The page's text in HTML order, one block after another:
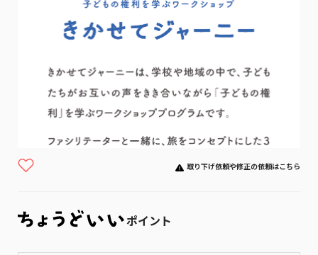
取り下げ依頼や修正の依頼はこちら
ポイント